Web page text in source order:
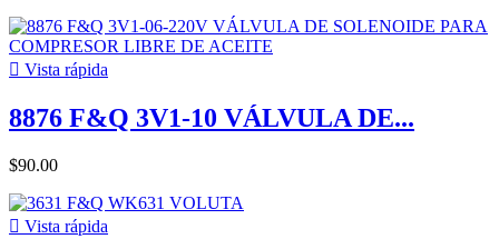
 Vista rápida
8876 F&Q 3V1-10 VÁLVULA DE...
$90.00
 Vista rápida